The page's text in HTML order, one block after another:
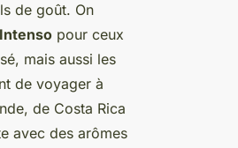
de goût. On
Intenso pour ceux
mais aussi les
de voyager à
de Costa Rica
avec des arômes